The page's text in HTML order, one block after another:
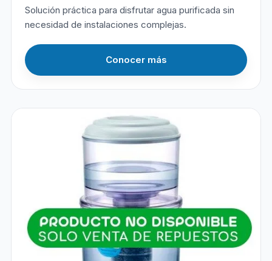
Solución práctica para disfrutar agua purificada sin
necesidad de instalaciones complejas.
Conocer más